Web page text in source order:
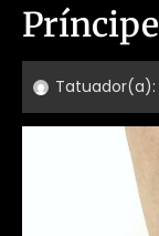
Príncipe
Tatuador(a):